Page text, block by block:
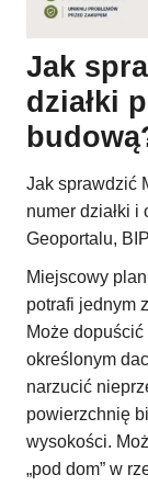
Jak
działki
Jak sprawdzić
numer działki
Geoportalu,
Miejscowy
potrafi jednym
Może
określonym
narzucić
powierzchnię
wysokości.
„pod dom” w